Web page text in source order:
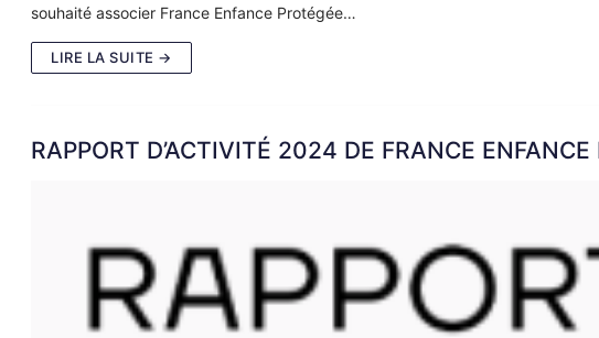
souhaité associer France Enfance Protégée…
LIRE LA SUITE →
RAPPORT D’ACTIVITÉ 2024 DE FRANCE ENFANCE